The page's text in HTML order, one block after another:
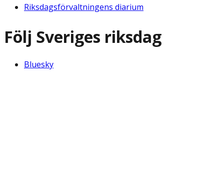
Riksdagsförvaltningens diarium
Följ Sveriges riksdag
Bluesky